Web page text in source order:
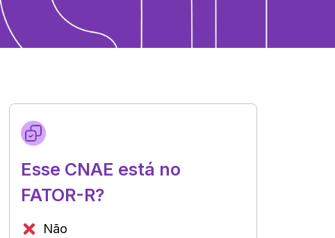
Esse CNAE está no
FATOR-R?
Não